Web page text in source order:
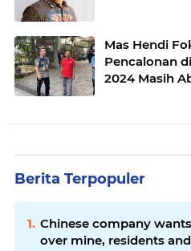
Mas Hendi
Pencalonan
2024 Masih
Berita Terpopuler
Chinese company
over mine, residents